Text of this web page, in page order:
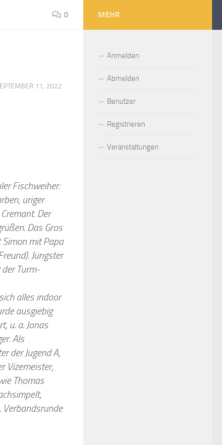
0
11, 2022
Fischweiher:
uriger
Der
Das Gros
mit Papa
Jüngster
Turm-
alles indoor
ausgiebig
u. a. Jonas
Als
der Jugend A,
Vizemeister,
Thomas
Verbandsrunde
MEHR
Anmelden
Abmelden
Benutzer
Registrieren
Veranstaltungen